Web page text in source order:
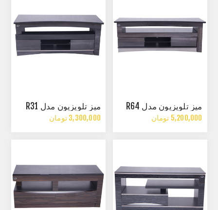
میز تلویزیون مدل R64
5,200,000 تومان
میز تلویزیون مدل R31
3,300,000 تومان